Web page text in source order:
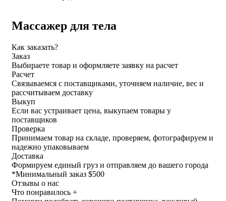
Массажер для тела
Как заказать?
Заказ
Выбираете товар и оформляете заявку на расчет
Расчет
Связываемся с поставщиками, уточняем наличие, вес и
рассчитываем доставку
Выкуп
Если вас устраивает цена, выкупаем товары у
поставщиков
Проверка
Принимаем товар на складе, проверяем, фотографируем и
надежно упаковываем
Доставка
Формируем единый груз и отправляем до вашего города
*Минимальный заказ $500
Отзывы о нас
Что понравилось +